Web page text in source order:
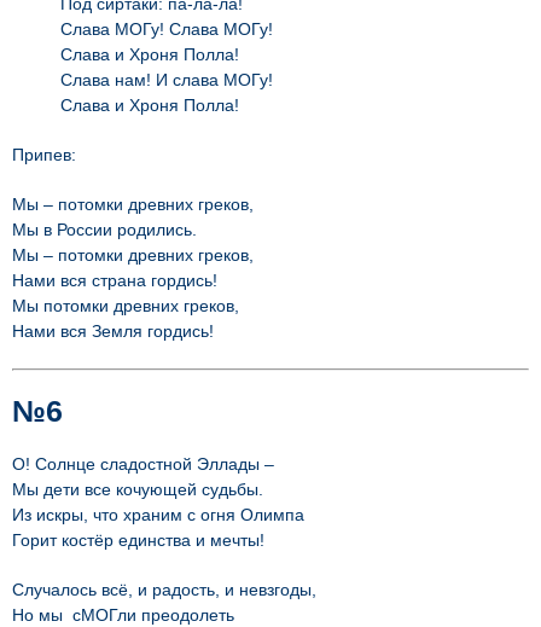
Слава МОГу! Слава МОГу!
Слава и Хроня Полла!
Слава нам! И слава МОГу!
Слава и Хроня Полла!
Припев:
Мы – потомки древних греков,
Мы в России родились.
Мы – потомки древних греков,
Нами вся страна гордись!
Мы потомки древних греков,
Нами вся Земля гордись!
№6
О! Солнце сладостной Эллады –
Мы дети все кочующей судьбы.
Из искры, что храним с огня Олимпа
Горит костёр единства и мечты!
Случалось всё, и радость, и невзгоды,
Но мы сМОГли преодолеть